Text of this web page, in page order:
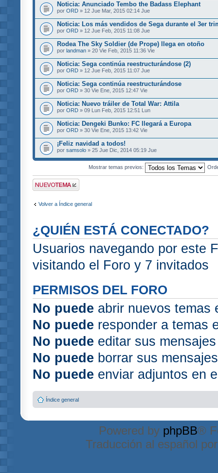
Noticia: Anunciado Tembo the Badass Elephant
por ORD » 12 Jue Mar, 2015 02:14 Jue
Noticia: Los más vendidos de Sega durante el 3er
por ORD » 12 Jue Feb, 2015 11:08 Jue
Rodea The Sky Soldier (de Prope) llega en otoño
por landman » 20 Vie Feb, 2015 11:36 Vie
Noticia: Sega continúa reestructurándose (2)
por ORD » 12 Jue Feb, 2015 11:07 Jue
Noticia: Sega continúa reestructurándose
por ORD » 30 Vie Ene, 2015 12:47 Vie
Noticia: Nuevo tráiler de Total War: Attila
por ORD » 09 Lun Feb, 2015 12:51 Lun
Noticia: Dengeki Bunko: FC llegará a Europa
por ORD » 30 Vie Ene, 2015 13:42 Vie
¡Feliz navidad a todos!
por samsolo » 25 Jue Dic, 2014 05:19 Jue
Mostrar temas previos:
Publicar un nuevo
tema
Volver a Índice general
¿QUIÉN ESTÁ CONECTADO?
Usuarios navegando por este
visitando el Foro y 7 invitados
PERMISOS DEL FORO
No puede abrir nuevos temas
No puede responder a temas
No puede editar sus
No puede borrar sus
No puede enviar adjuntos en
Índice general
Powered by phpBB®
Traducción al español